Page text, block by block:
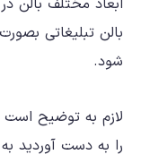
ابعاد مختلف بالن
بالن تبلیغاتی
شود.
لازم به توضیح است
را به دست آوردید